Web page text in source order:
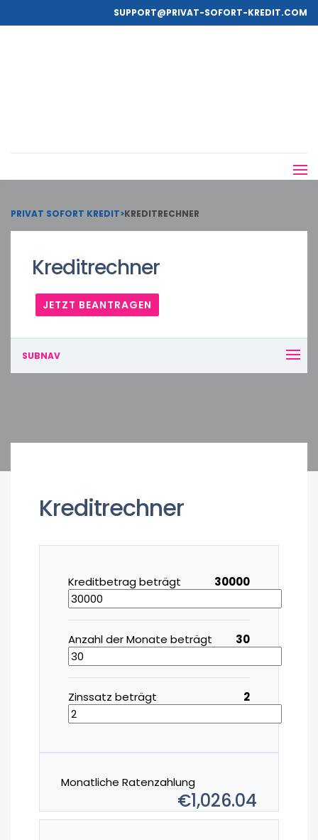
SUPPORT@PRIVAT-SOFORT-KREDIT.COM
PRIVAT SOFORT KREDIT>KREDITRECHNER
Kreditrechner
JETZT BEANTRAGEN
SUBNAV
Kreditrechner
Kreditbetrag beträgt 30000
Anzahl der Monate beträgt 30
Zinssatz beträgt 2
Monatliche Ratenzahlung
€1,026.04